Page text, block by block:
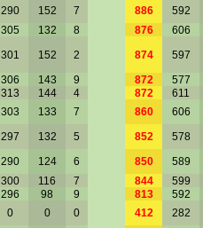
290 152 7 886 592
305 132 8 876 606
301 152 2 874 597
306 143 9 872 577
313 144 4 872 611
303 133 7 860 606
297 132 5 852 578
290 124 6 850 589
300 116 7 844 599
296 98 9 813 592
0 0 0 412 282